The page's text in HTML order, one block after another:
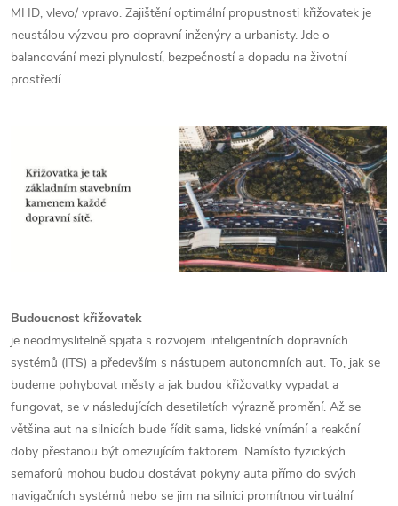
MHD, vlevo/ vpravo. Zajištění optimální propustnosti křižovatek je
neustálou výzvou pro dopravní inženýry a urbanisty. Jde o
balancování mezi plynulostí, bezpečností a dopadu na životní
prostředí.
Budoucnost křižovatek
je neodmyslitelně spjata s rozvojem inteligentních dopravních
systémů (ITS) a především s nástupem autonomních aut. To, jak se
budeme pohybovat městy a jak budou křižovatky vypadat a
fungovat, se v následujících desetiletích výrazně promění. Až se
většina aut na silnicích bude řídit sama, lidské vnímání a reakční
doby přestanou být omezujícím faktorem. Namísto fyzických
semaforů mohou budou dostávat pokyny auta přímo do svých
navigačních systémů nebo se jim na silnici promítnou virtuální